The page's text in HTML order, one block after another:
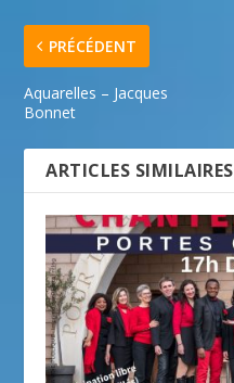
PRÉCÉDENT
Aquarelles – Jacques
Bonnet
ARTICLES SIMILAIRES